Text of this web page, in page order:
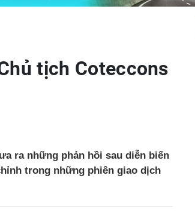
tịch Coteccons
ra những phản hồi sau diễn biến
trong những phiên giao dịch